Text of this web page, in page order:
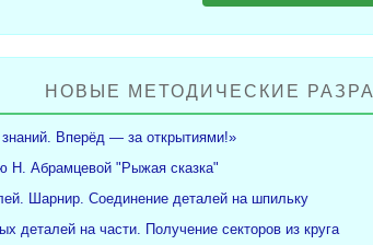
НОВЫЕ МЕТОДИЧЕСКИЕ
Вперёд — за открытиями!»
Н. Абрамцевой "Рыжая сказка"
Шарнир. Соединение деталей на шпильку
деталей на части. Получение секторов из круга